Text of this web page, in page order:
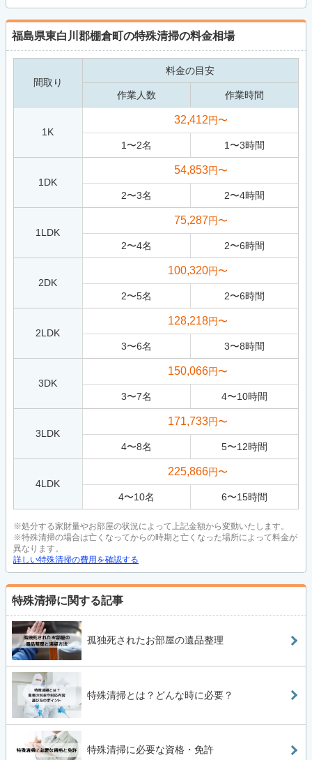
福島県東白川郡棚倉町の特殊清掃の料金相場
間取り
料金の目安
作業人数 作業時間
1K
32,412円〜
1 〜2名 1 〜3時間
1DK
54,853円〜
2〜3名 2〜4時間
1LDK
75,287円〜
2〜4名 2〜6時間
2DK
100,320円〜
2〜5名 2〜6時間
2LDK
128,218円〜
3〜6名 3〜8時間
3DK
150,066円〜
3〜7名 4〜10時間
3LDK
171,733円〜
4〜8名 5〜12時間
4LDK
225,866円〜
4〜10名 6〜15時間
※処分する家財量やお部屋の状況によって上記金額から変動いたします。
※特殊清掃の場合は亡くなってからの時期と亡くなった場所によって料金が
異なります。
詳しい特殊清掃の費用を確認する
特殊清掃に関する記事
孤独死されたお部屋の遺品整理
特殊清掃とは？どんな時に必要？
特殊清掃に必要な資格・免許